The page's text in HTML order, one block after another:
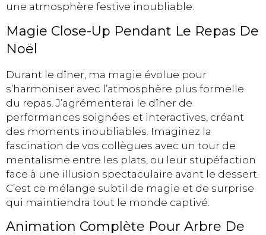
une atmosphère festive inoubliable.
Magie Close-Up Pendant Le Repas De
Noël
Durant le dîner, ma magie évolue pour
s’harmoniser avec l’atmosphère plus formelle
du repas. J’agrémenterai le dîner de
performances soignées et interactives, créant
des moments inoubliables. Imaginez la
fascination de vos collègues avec un tour de
mentalisme entre les plats, ou leur stupéfaction
face à une illusion spectaculaire avant le dessert.
C’est ce mélange subtil de magie et de surprise
qui maintiendra tout le monde captivé.
Animation Complète Pour Arbre De